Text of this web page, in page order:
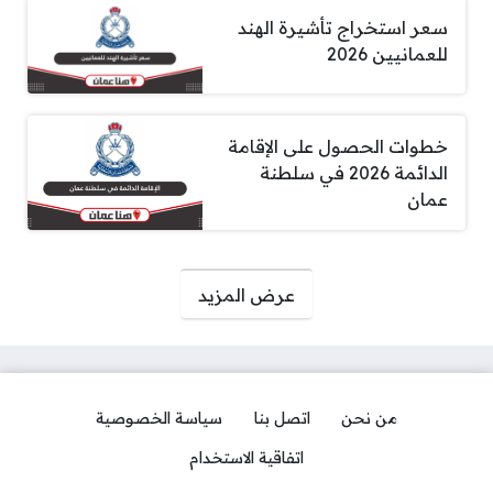
سعر استخراج تأشيرة الهند
للعمانيين 2026
خطوات الحصول على الإقامة
الدائمة 2026 في سلطنة
عمان
عرض المزيد
من نحن اتصل بنا
سياسة الخصوصية
اتفاقية الاستخدام